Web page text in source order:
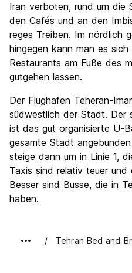
Iran verboten, rund um die
den Cafés und an den
reges Treiben. Im nördlich
hingegen kann man es
Restaurants am Fuße des
gutgehen lassen.
Der Flughafen Teheran-
südwestlich der Stadt. Der
ist das gut organisierte U-
gesamte Stadt
steige dann um in Linie 1,
Taxis sind relativ teuer
Besser sind Busse, die in
haben.
Tehran Bed and